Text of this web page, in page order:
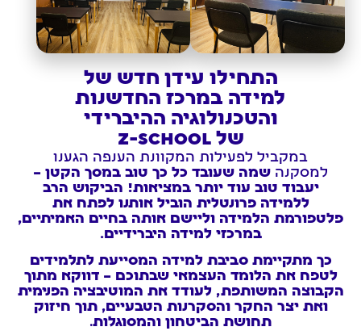
התחילו עידן חדש של
למידה במרכז החדשנות
והטכנולוגיה ההיברידי
של Z-SCHOOL
במקביל לפעילות המקוונת הענפה הגענו
למסקנה שמה שעובד כל כך טוב במסך הקטן –
יעבוד טוב עוד יותר במציאות! הביקוש הרב
ללמידה פרונטלית הוביל אותנו לפתח את
פלטפורמת הלמידה וליישם אותה בחיים האמיתיים,
במרכזי למידה היברידיים.
כך מתקיימת סביבת למידה המסייעת לתלמידים
לטפח את הלומד העצמאי שבתוכם – דווקא מתוך
הקבוצה המשותפת, לעודד את המוטיבציה הפנימית
ואת יצר החקר והסקרנות הטבעיים, תוך חיזוק
תחושת הביטחון והמסוגלות.